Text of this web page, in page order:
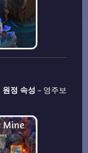
원정 속성 – 영주보